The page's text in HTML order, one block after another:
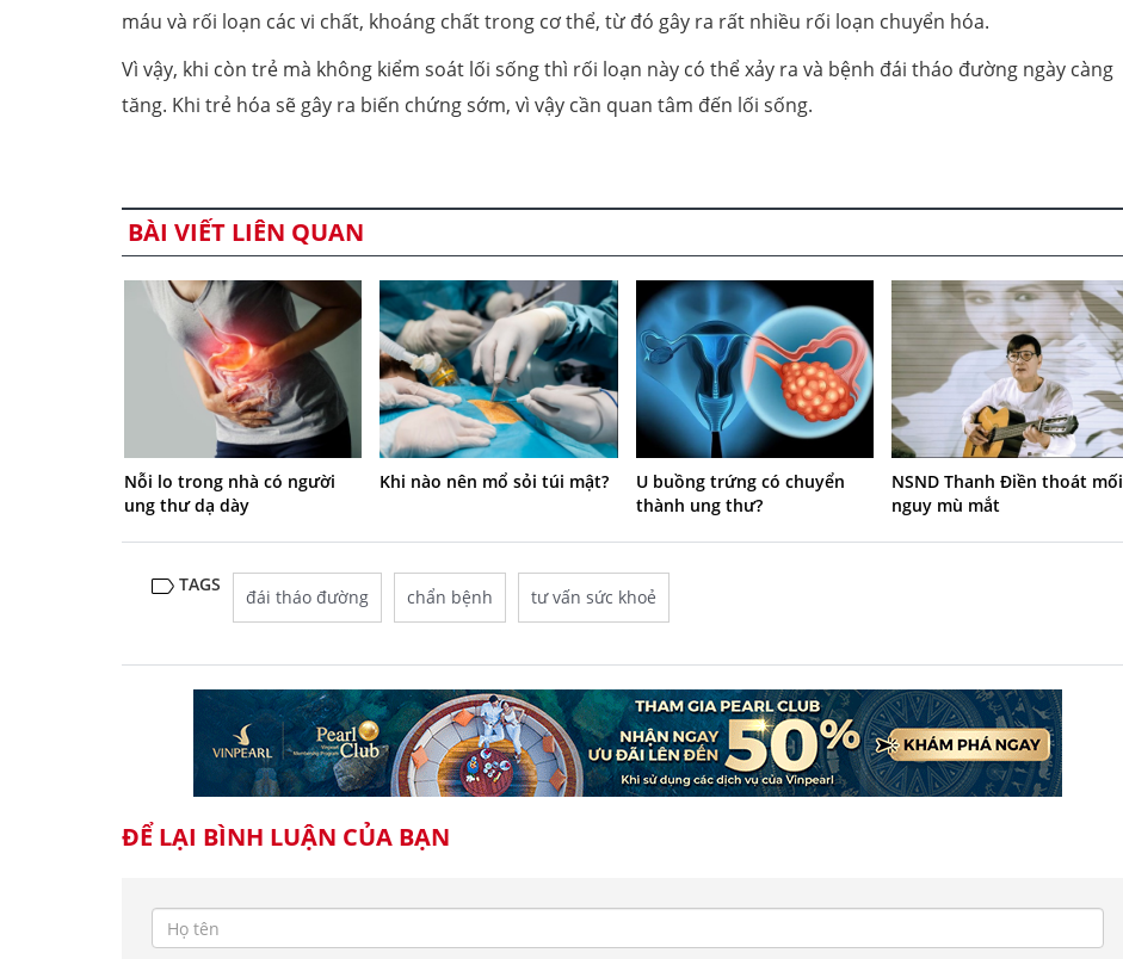
máu và rối loạn các vi chất, khoáng chất trong cơ thể, từ đó gây ra rất nhiều rối loạn chuyển hóa.
Vì vậy, khi còn trẻ mà không kiểm soát lối sống thì rối loạn này có thể xảy ra và bệnh đái tháo đường ngày càng
tăng. Khi trẻ hóa sẽ gây ra biến chứng sớm, vì vậy cần quan tâm đến lối sống.
BÀI VIẾT LIÊN QUAN
Nỗi lo trong nhà có người
ung thư dạ dày
Khi nào nên mổ sỏi túi mật?
U buồng trứng có chuyển
thành ung thư?
NSND Thanh Điền thoát mối
nguy mù mắt
TAGS
đái tháo đường chẩn bệnh tư vấn sức khoẻ
ĐỂ LẠI BÌNH LUẬN CỦA BẠN